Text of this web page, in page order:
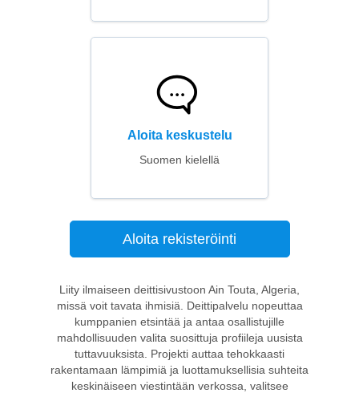
Aloita keskustelu
Suomen kielellä
Aloita rekisteröinti
Liity ilmaiseen deittisivustoon Ain Touta, Algeria,
missä voit tavata ihmisiä. Deittipalvelu nopeuttaa
kumppanien etsintää ja antaa osallistujille
mahdollisuuden valita suosittuja profiileja uusista
tuttavuuksista. Projekti auttaa tehokkaasti
rakentamaan lämpimiä ja luottamuksellisia suhteita
keskinäiseen viestintään verkossa, valitsee